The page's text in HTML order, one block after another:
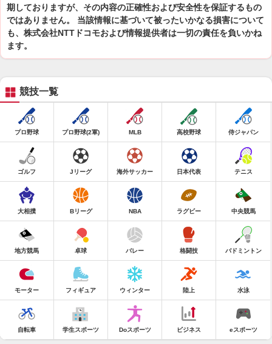
期しておりますが、その内容の正確性および安全性を保証するもの
ではありません。 当該情報に基づいて被ったいかなる損害について
も、株式会社NTTドコモおよび情報提供者は一切の責任を負いかね
ます。
競技一覧
プロ野球 プロ野球(2軍) MLB 高校野球 侍ジャパン
ゴルフ Jリーグ 海外サッカー 日本代表 テニス
大相撲 Bリーグ NBA ラグビー 中央競馬
地方競馬 卓球 バレー 格闘技 バドミントン
モーター フィギュア ウィンター 陸上 水泳
自転車 学生スポーツ Doスポーツ ビジネス eスポーツ